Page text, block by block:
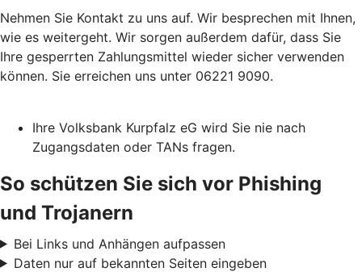
Nehmen Sie Kontakt zu uns auf. Wir besprechen mit Ihnen,
wie es weitergeht. Wir sorgen außerdem dafür, dass Sie
Ihre gesperrten Zahlungsmittel wieder sicher verwenden
können. Sie erreichen uns unter 06221 9090.
Ihre Volksbank Kurpfalz eG wird Sie nie nach
Zugangsdaten oder TANs fragen.
So schützen Sie sich vor Phishing
und Trojanern
Bei Links und Anhängen aufpassen
Daten nur auf bekannten Seiten eingeben